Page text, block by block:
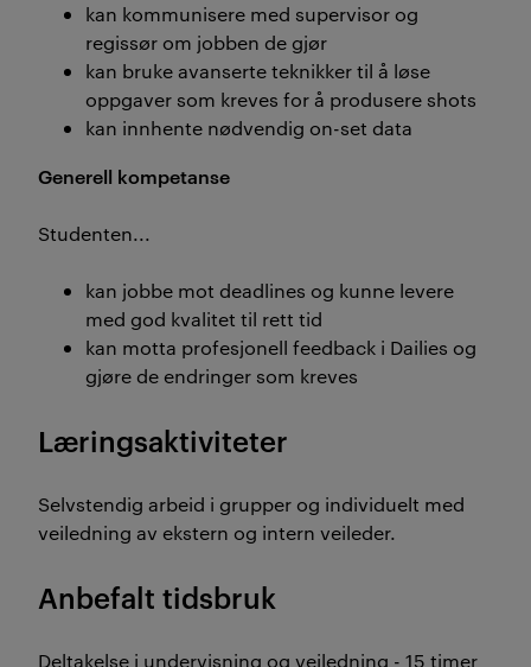
kan kommunisere med supervisor og
regissør om jobben de gjør
kan bruke avanserte teknikker til å løse
oppgaver som kreves for å produsere shots
kan innhente nødvendig on-set data
Generell kompetanse
Studenten...
kan jobbe mot deadlines og kunne levere
med god kvalitet til rett tid
kan motta profesjonell feedback i Dailies og
gjøre de endringer som kreves
Læringsaktiviteter
Selvstendig arbeid i grupper og individuelt med
veiledning av ekstern og intern veileder.
Anbefalt tidsbruk
Deltakelse i undervisning og veiledning - 15 timer